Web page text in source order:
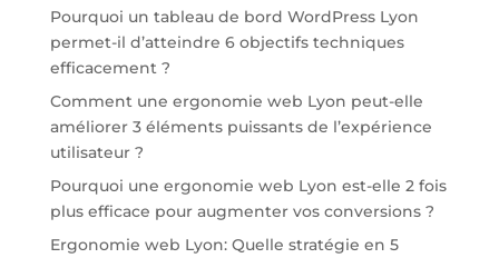
Pourquoi un tableau de bord WordPress Lyon
permet-il d’atteindre 6 objectifs techniques
efficacement ?
Comment une ergonomie web Lyon peut-elle
améliorer 3 éléments puissants de l’expérience
utilisateur ?
Pourquoi une ergonomie web Lyon est-elle 2 fois
plus efficace pour augmenter vos conversions ?
Ergonomie web Lyon: Quelle stratégie en 5